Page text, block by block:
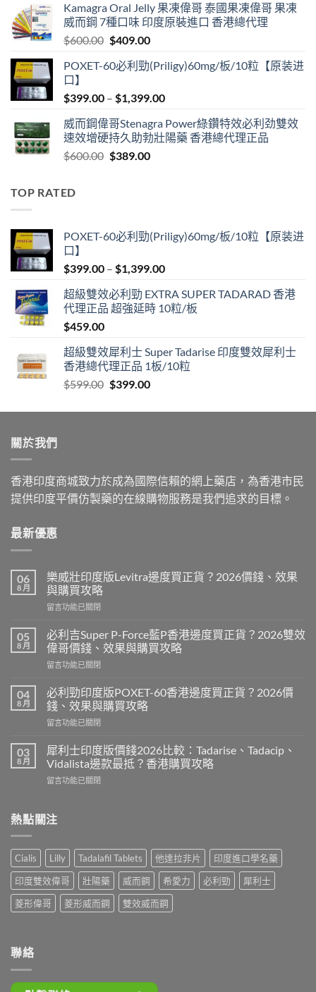
was:
$599.00.
is:
$399.00.
Kamagra Oral Jelly 果凍偉哥 泰國果凍偉哥 果凍
威而鋼 7種口味 印度原裝進口 香港總代理
$600.00 Original
was:
$409.00Current
is:
POXET-60必利勁(Priligy)60mg/板/10粒【原装进
口】
$399.00 – $1,399.00Price
$399.00
through
威而鋼偉哥Stenagra Power綠鑽特效必利劲雙效
速效增硬持久助勃壯陽藥 香港總代理正品
$600.00 Original
$389.00Current
TOP RATED
POXET-60必利勁(Priligy)60mg/板/10粒【原装进
口】
$399.00 – $1,399.00Price
$399.00
through
超級雙效必利勁 EXTRA SUPER TADARAD 香港
代理正品 超強延時 10粒/板
$459.00
超級雙效犀利士 Super Tadarise 印度雙效犀利士
香港總代理正品 1板/10粒
$599.00 Original
was:
$399.00Current
is:
關於我們
香港印度商城致力於成為國際信賴的網上藥店，為香港市民
提供印度平價仿製藥的在線購物服務是我們追求的目標。
最新優惠
06
8 月
樂威壯印度版Levitra邊度買正貨？2026價錢、效果
與購買攻略
在
威
壯
印
度
Levitra
邊
度
買
貨？
2026
錢、
與
攻
略〉
中
留言功能已關閉
05
8 月
必利吉Super P-Force藍P香港邊度買正貨？2026雙效
偉哥價錢、效果與購買攻略
在
利
吉
Super
P-
藍
P
港
買
2026
雙
效
偉
哥
價
留言功能已關閉
04
8 月
必利勁印度版POXET-60香港邊度買正貨？2026價
錢、效果與購買攻略
在
利
勁
印
度
60
邊
度
買
正
貨？
2026
購
留言功能已關閉
03
8 月
犀利士印度版價錢2026比較：Tadarise、Tadacip、
Vidalista邊款最抵？香港購買攻略
在
士
印
版
價
錢
2026
比
較：
最
留言功能已關閉
熱點關注
Cialis Lilly Tadalafil Tablets 他達拉非片
印度進口學名藥
印度雙效偉哥
壯陽藥 威而鋼 希愛力 必利勁
犀利士
菱形偉哥
菱形威而鋼 雙效威而鋼
聯絡